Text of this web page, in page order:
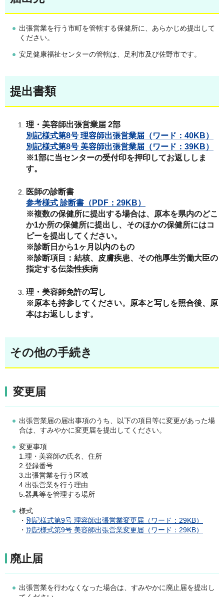
出張営業を行う市町を管轄する保健所に、あらかじめ提出して
ください。
安足健康福祉センターの管轄は、足利市及び佐野市です。
提出書類
理・美容師出張営業届 2部
別記様式第8号 理容師出張営業届（ワード：40KB）
別記様式第8号 美容師出張営業届（ワード：39KB）
※1部に当センターの受付印を押印してお返ししま
す。
医師の診断書
参考様式 診断書（PDF：29KB）
※複数の保健所に提出する場合は、原本を県内のどこ
か1か所の保健所に提出し、 そのほかの保健所にはコ
ピーを提出してください。
※診断日から1ヶ月以内のもの
※診断項目：結核、皮膚疾患、その他厚生労働大臣の
指定する伝染性疾病
理・美容師免許の写し
※原本も持参してください。原本と写しを照合後、原
本はお返しします。
その他の手続き
変更届
出張営業届の届出事項のうち、以下の項目等に変更があった場
合は、すみやかに変更届を提出してください。
変更事項
1.理・美容師の氏名、住所
2.登録番号
3.出張営業を行う区域
4.出張営業を行う理由
5.器具等を管理する場所
様式
・ 別記様式第9号 理容師出張営業変更届（ワード：29KB）
・ 別記様式第9号 美容師出張営業変更届（ワード：29KB）
廃止届
出張営業を行わなくなった場合は、すみやかに廃止届を提出し